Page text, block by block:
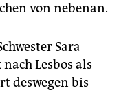
von nebenan.
Sara
Lesbos als
deswegen bis